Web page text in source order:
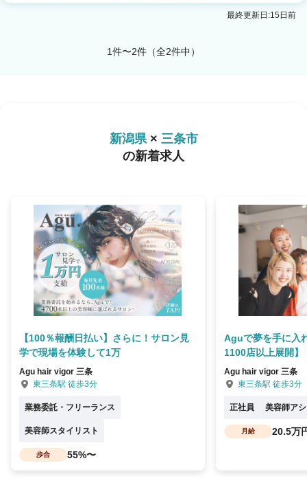
最終更新日:15日前
1件〜2件（全2件中）
新潟県× 三条市
の新着求人
【100％報酬日払い】さらに！サロン見
学で現場を体験して1万
Agu hair vigor 三条
東三条駅 徒歩3分
業務委託・フリーランス
美容師スタイリスト
歩合 55%〜
Aguで夢を手に入
1100店以上展開】
Agu hair vigor 三条
東三条駅 徒歩3分
正社員 美容師ア
月給 20.5万